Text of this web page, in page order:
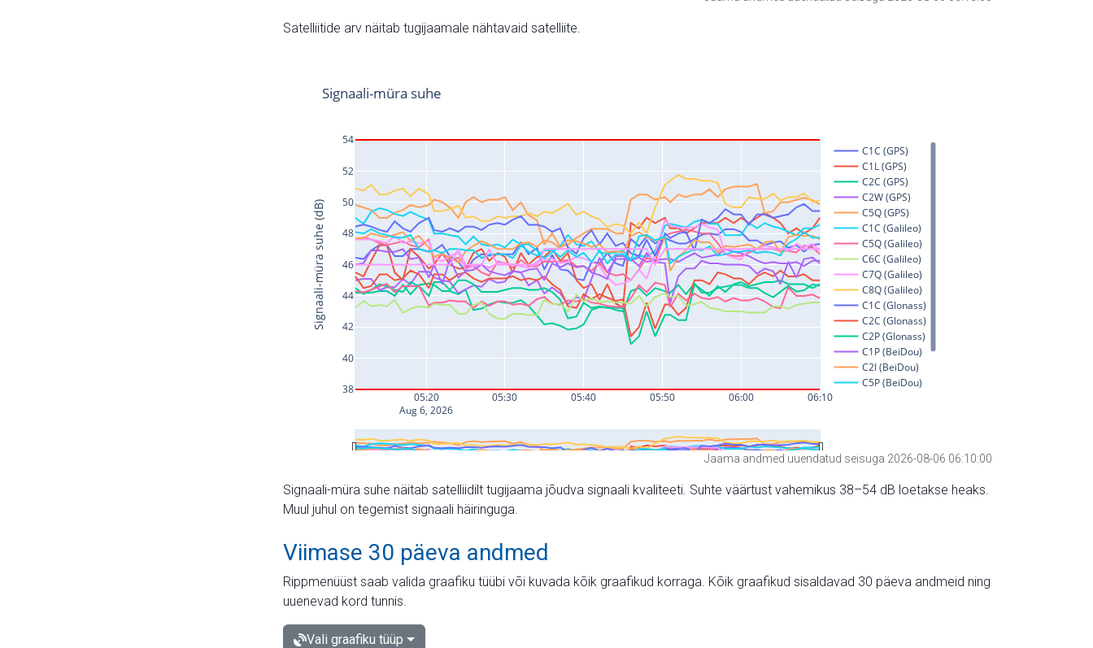
Satelliitide arv näitab tugijaamale nähtavaid satelliite.
Jaama andmed uuendatud seisuga 2026-08-06 06:10:00
Signaali-müra suhe näitab satelliidilt tugijaama jõudva signaali kvaliteeti. Suhte väärtust vahemikus 38–54 dB loetakse heaks.
Muul juhul on tegemist signaali häiringuga.
Viimase 30 päeva andmed
Rippmenüüst saab valida graafiku tüübi või kuvada kõik graafikud korraga. Kõik graafikud sisaldavad 30 päeva andmeid ning
uuenevad kord tunnis.
Vali graafiku tüüp